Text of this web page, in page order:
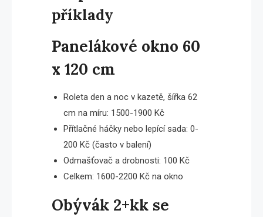
příklady
Panelákové okno 60
x 120 cm
Roleta den a noc v kazetě, šířka 62
cm na míru: 1500-1900 Kč
Přítlačné háčky nebo lepící sada: 0-
200 Kč (často v balení)
Odmašťovač a drobnosti: 100 Kč
Celkem: 1600-2200 Kč na okno
Obývák 2+kk se